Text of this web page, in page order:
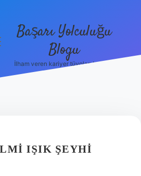
Başarı Yolculuğu
Blogu
İlham veren kariyer tüyoları burada!
IŞIK ŞEYHI